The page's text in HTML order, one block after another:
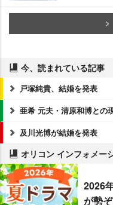
今、読まれている記事
戸塚純貴、結婚を発表
亜希 元夫・清原和博との
及川光博が結婚を発表
オリコン インフォメー
2026
が勢